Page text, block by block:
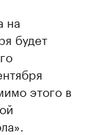
на
будет
этого в